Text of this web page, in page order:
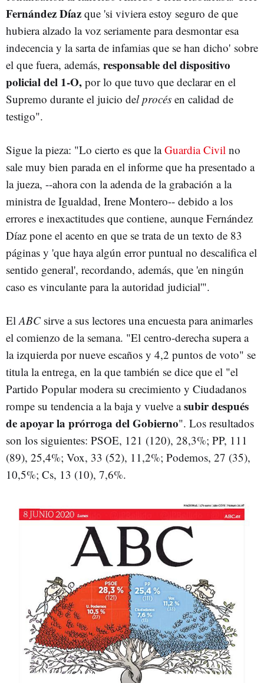
Fernández Díaz que 'si viviera estoy seguro de que
hubiera alzado la voz seriamente para desmontar esa
indecencia y la sarta de infamias que se han dicho' sobre
el que fuera, además, responsable del dispositivo
policial del 1-O, por lo que tuvo que declarar en el
Supremo durante el juicio del procés en calidad de
testigo".
Sigue la pieza: "Lo cierto es que laGuardia Civil no
sale muy bien parada en el informe que ha presentado a
la jueza, --ahora con la adenda de la grabación a la
ministra de Igualdad, Irene Montero-- debido a los
errores e inexactitudes que contiene, aunque Fernández
Díaz pone el acento en que se trata de un texto de 83
páginas y 'que haya algún error puntual no descalifica el
sentido general', recordando, además, que 'en ningún
caso es vinculante para la autoridad judicial'".
ElABC sirve a sus lectores una encuesta para animarles
el comienzo de la semana. "El centro-derecha supera a
la izquierda por nueve escaños y 4,2 puntos de voto" se
titula la entrega, en la que también se dice que el "el
Partido Popular modera su crecimiento y Ciudadanos
rompe su tendencia a la baja y vuelve asubir después
de apoyar la prórroga del Gobierno". Los resultados
son los siguientes: PSOE, 121 (120), 28,3%; PP, 111
(89), 25,4%; Vox, 33 (52), 11,2%; Podemos, 27 (35),
10,5%; Cs, 13 (10), 7,6%.